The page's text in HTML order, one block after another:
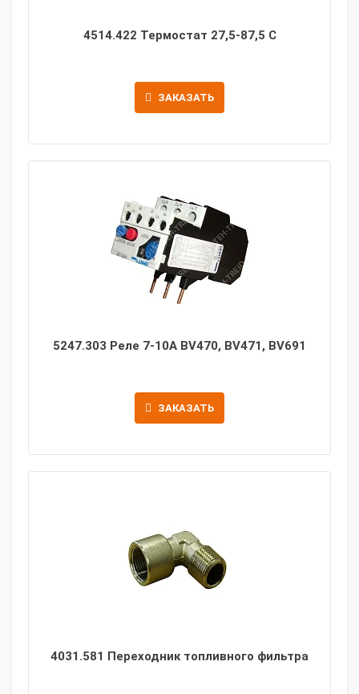
4514.422 Термостат 27,5-87,5 С
ЗАКАЗАТЬ
5247.303 Реле 7-10A BV470, BV471, BV691
ЗАКАЗАТЬ
4031.581 Переходник топливного фильтра